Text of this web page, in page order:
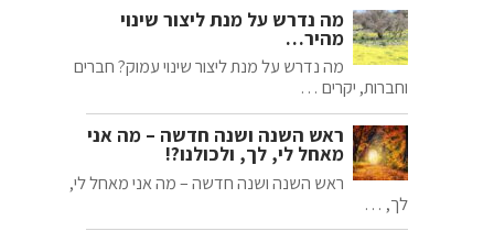
מה נדרש על מנת ליצור שינוי
מהיר…
מה נדרש על מנת ליצור שינוי עמוק? חברים
וחברות, יקרים …
ראש השנה ושנה חדשה – מה אני
מאחל לי, לך, ולכולנו?!
ראש השנה ושנה חדשה – מה אני מאחל לי,
לך, …